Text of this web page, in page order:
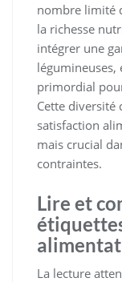
nombre limité
la richesse
intégrer une
légumineuses,
primordial
Cette diversité
satisfaction
mais crucial
contraintes.
Lire et
La lecture